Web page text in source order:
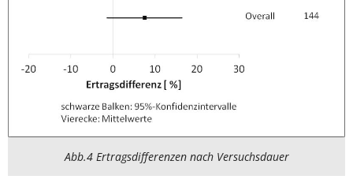
Abb.4 Ertragsdifferenzen nach Versuchsdauer